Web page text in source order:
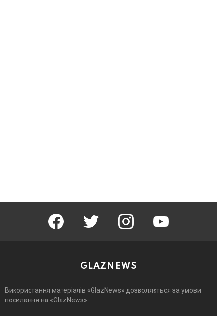
facebook twitter instagram youtube
GLAZNEWS
Використання матеріалів «GlazNews» дозволяється за умови
посилання на «GlazNews».